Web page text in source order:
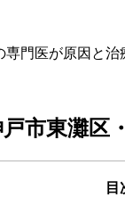
門医が原因と治
市東灘区
目